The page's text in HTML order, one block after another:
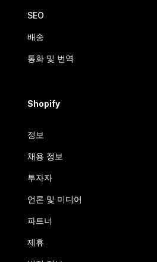
SEO
배송
통화 및 번역
Shopify
정보
채용 정보
투자자
언론 및 미디어
파트너
제휴